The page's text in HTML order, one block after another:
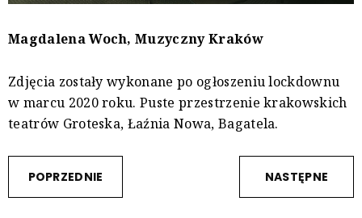
Magdalena Woch, Muzyczny Kraków
Zdjęcia zostały wykonane po ogłoszeniu lockdownu
w marcu 2020 roku. Puste przestrzenie krakowskich
teatrów Groteska, Łaźnia Nowa, Bagatela.
POPRZEDNIE NASTĘPNE